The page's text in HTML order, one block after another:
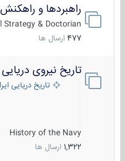
راهبردها و راهکنش
Strategy & Doctorian
477 ارسال ها
تاریخ نیروی دریایی
تاریخ دریایی ایران
History of the Navy
1,322 ارسال ها